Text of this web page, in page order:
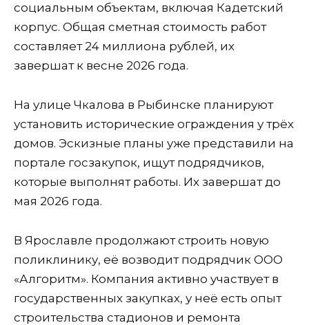
социальным объектам, включая Кадетский
корпус. Общая сметная стоимость работ
составляет 24 миллиона рублей, их
завершат к весне 2026 года.
На улице Чкалова в Рыбинске планируют
установить исторические ограждения у трёх
домов. Эскизные планы уже представили на
портале госзакупок, ищут подрядчиков,
которые выполнят работы. Их завершат до
мая 2026 года.
В Ярославле продолжают строить новую
поликлинику, её возводит подрядчик ООО
«Алгоритм». Компания активно участвует в
государственных закупках, у неё есть опыт
строительства стадионов и ремонта